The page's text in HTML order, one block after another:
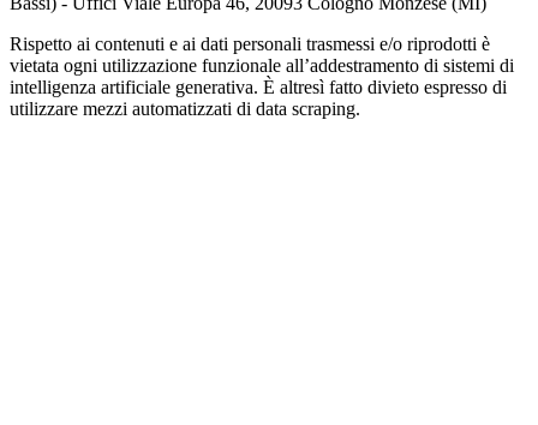
Rispetto ai contenuti e ai dati personali trasmessi e/o riprodotti è
vietata ogni utilizzazione funzionale all’addestramento di sistemi di
intelligenza artificiale generativa. È altresì fatto divieto espresso di
utilizzare mezzi automatizzati di data scraping.